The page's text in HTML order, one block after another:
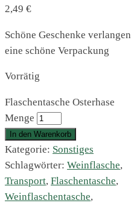
2,49 €
Schöne Geschenke verlangen
eine schöne Verpackung
Vorrätig
Flaschentasche Osterhase
Menge
In den Warenkorb
Kategorie: Sonstiges
Schlagwörter: Weinflasche,
Transport, Flaschentasche,
Weinflaschentasche,